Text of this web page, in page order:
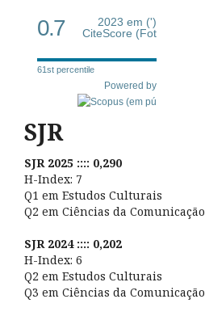
0.7
2023 em (')
CiteScore (Fot
61st percentile
Powered by
SJR
SJR 2025 :::: 0,290
H-Index: 7
Q1 em Estudos Culturais
Q2 em Ciências da Comunicação
SJR 2024 :::: 0,202
H-Index: 6
Q2 em Estudos Culturais
Q3 em Ciências da Comunicação